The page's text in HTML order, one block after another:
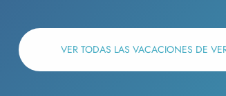
VER TODAS LAS VACACIONES DE